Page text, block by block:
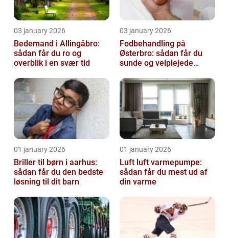
03 january 2026
Bedemand i Allingåbro:
sådan får du ro og
overblik i en svær tid
03 january 2026
Fodbehandling på
Østerbro: sådan får du
sunde og velplejede
01 january 2026
Briller til børn i aarhus:
sådan får du den bedste
løsning til dit barn
01 january 2026
Luft luft varmepumpe:
sådan får du mest ud af
din varme